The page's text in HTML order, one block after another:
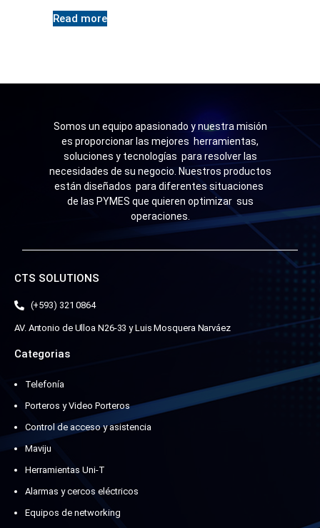
Read more
Somos un equipo apasionado y nuestra misión
es proporcionar las mejores herramientas,
soluciones y tecnologías para resolver las
necesidades de su negocio. Nuestros productos
están diseñados para diferentes situaciones
de las PYMES que quieren optimizar sus
operaciones.
CTS SOLUTIONS
(+593) 321 0864
AV. Antonio de Ulloa N26-33 y Luis Mosquera Narváez
Categorias
Telefonía
Porteros y Video Porteros
Control de acceso y asistencia
Maviju
Herramientas Uni-T
Alarmas y cercos eléctricos
Equipos de networking